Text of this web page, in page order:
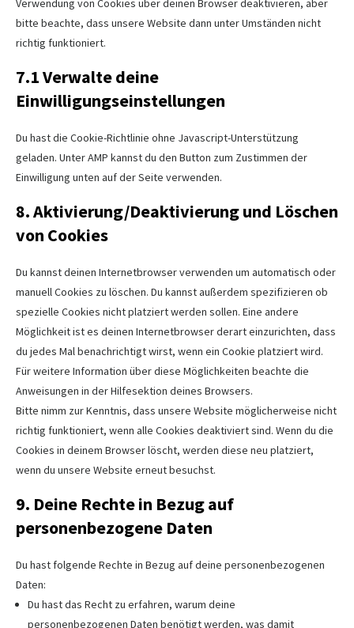
Verwendung von Cookies über deinen Browser deaktivieren, aber
bitte beachte, dass unsere Website dann unter Umständen nicht
richtig funktioniert.
7.1 Verwalte deine
Einwilligungseinstellungen
Du hast die Cookie-Richtlinie ohne Javascript-Unterstützung
geladen. Unter AMP kannst du den Button zum Zustimmen der
Einwilligung unten auf der Seite verwenden.
8. Aktivierung/Deaktivierung und Löschen
von Cookies
Du kannst deinen Internetbrowser verwenden um automatisch oder
manuell Cookies zu löschen. Du kannst außerdem spezifizieren ob
spezielle Cookies nicht platziert werden sollen. Eine andere
Möglichkeit ist es deinen Internetbrowser derart einzurichten, dass
du jedes Mal benachrichtigt wirst, wenn ein Cookie platziert wird.
Für weitere Information über diese Möglichkeiten beachte die
Anweisungen in der Hilfesektion deines Browsers.
Bitte nimm zur Kenntnis, dass unsere Website möglicherweise nicht
richtig funktioniert, wenn alle Cookies deaktiviert sind. Wenn du die
Cookies in deinem Browser löscht, werden diese neu platziert,
wenn du unsere Website erneut besuchst.
9. Deine Rechte in Bezug auf
personenbezogene Daten
Du hast folgende Rechte in Bezug auf deine personenbezogenen
Daten:
Du hast das Recht zu erfahren, warum deine
personenbezogenen Daten benötigt werden, was damit